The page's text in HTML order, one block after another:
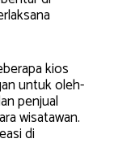
kios
untuk oleh-
penjual
wisatawan.
di